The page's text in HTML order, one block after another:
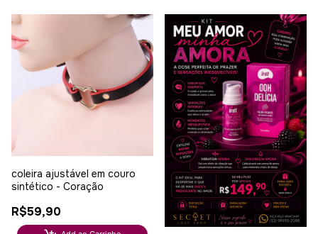
coleira ajustável em couro
sintético - Coração
R$59,90